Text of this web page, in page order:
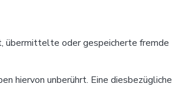
übermittelte oder gespeicherte fremde
hiervon unberührt. Eine diesbezügliche